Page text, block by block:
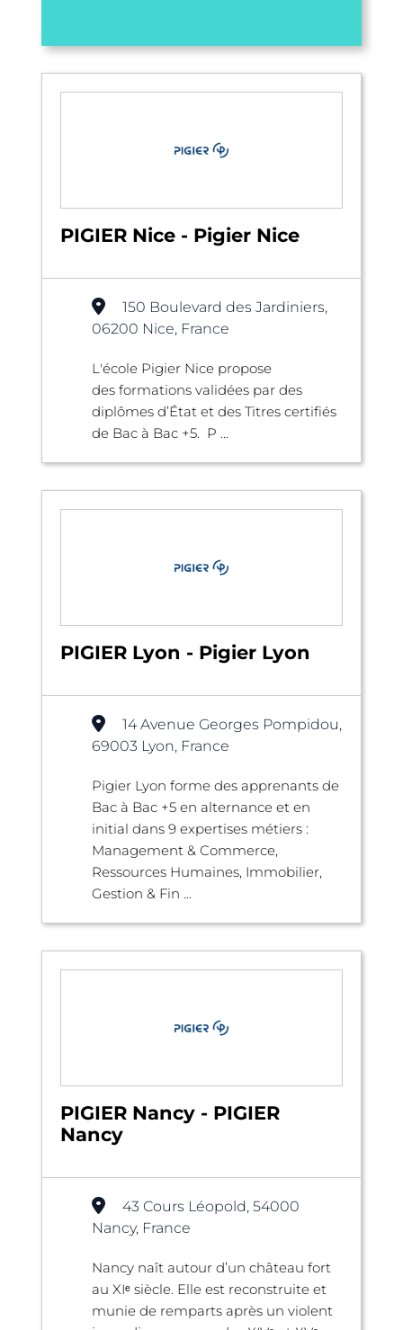
PIGIER Nice - Pigier Nice
150 Boulevard des Jardiniers,
06200 Nice, France
L'école Pigier Nice propose
des formations validées par des
diplômes d’État et des Titres certifiés
de Bac à Bac +5. P ...
PIGIER Lyon - Pigier Lyon
14 Avenue Georges Pompidou,
69003 Lyon, France
Pigier Lyon forme des apprenants de
Bac à Bac +5 en alternance et en
initial dans 9 expertises métiers :
Management & Commerce,
Ressources Humaines, Immobilier,
Gestion & Fin ...
PIGIER Nancy - PIGIER
Nancy
43 Cours Léopold, 54000
Nancy, France
Nancy naît autour d’un château fort
au XIᵉ siècle. Elle est reconstruite et
munie de remparts après un violent